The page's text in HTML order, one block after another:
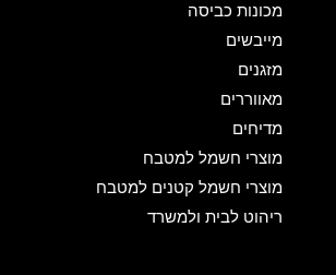
מכונות כביסה
מייבשים
מזגנים
מאווררים
מדיחים
מוצרי חשמל למטבח
מוצרי חשמל קטנים למטבח
ריהוט לבית ולמשרד